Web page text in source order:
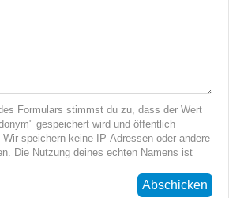
Formulars stimmst du zu, dass der Wert
gespeichert wird und öffentlich
speichern keine IP-Adressen oder andere
Die Nutzung deines echten Namens ist
Abschicken